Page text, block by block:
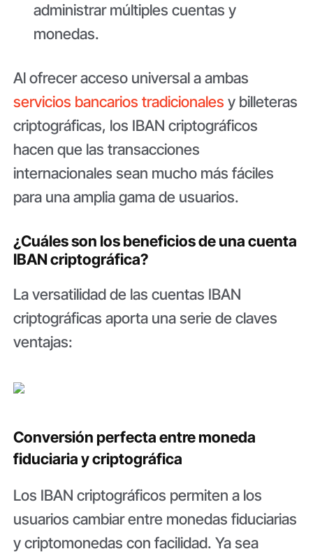
administrar múltiples cuentas y
monedas.
Al ofrecer acceso universal a ambas
servicios bancarios tradicionales y billeteras
criptográficas, los IBAN criptográficos
hacen que las transacciones
internacionales sean mucho más fáciles
para una amplia gama de usuarios.
¿Cuáles son los beneficios de una cuenta
IBAN criptográfica?
La versatilidad de las cuentas IBAN
criptográficas aporta una serie de claves
ventajas:
Conversión perfecta entre moneda
fiduciaria y criptográfica
Los IBAN criptográficos permiten a los
usuarios cambiar entre monedas fiduciarias
y criptomonedas con facilidad. Ya sea